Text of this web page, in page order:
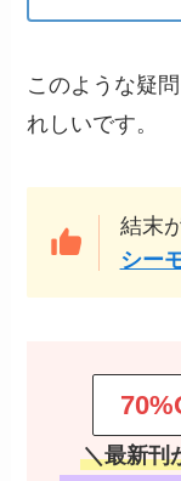
このような疑
れしいです。
結末
シー
＼最新刊